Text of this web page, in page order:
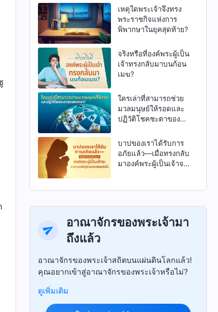
เหตุใดพระเจ้าจึงทรง
พระราชกิจแห่งการ
พิพากษาในยุคสุดท้าย?
จริงหรือที่องค์พระผู้เป็น
เจ้าทรงกลับมาบนก้อน
เมฆ?
ใครเล่าที่สามารถช่วย
มวลมนุษย์ให้รอดและ
ปฏิวัติโชคชะตาของ
บาปของเราได้รับการ
อภัยแล้ว—เมื่อทรงกลับ
มาองค์พระผู้เป็นเจ้าจะ
อาณาจักรของพระเจ้ามา
ถึงแล้ว
อาณาจักรของพระเจ้าสถิตบนแผ่นดินโลกแล้ว!
คุณอยากเข้าสู่อาณาจักรของพระเจ้าหรือไม่?
ดูเพิ่มเติม